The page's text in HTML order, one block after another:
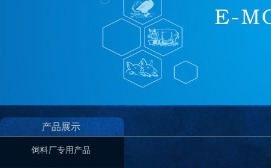
产品展示
饲料厂专用产品